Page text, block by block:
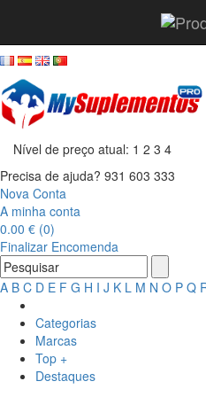
Bem-vindo à
Nível de preço atual: 1 2 3 4
Precisa de ajuda? 931 603 333
Nova Conta
A minha conta
0.00 € (0)
Finalizar Encomenda
A B C D E F G H I J K L M N O P Q
Categorias
Marcas
Top +
Destaques